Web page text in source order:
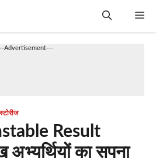
Advertisement---
Result
का सपना